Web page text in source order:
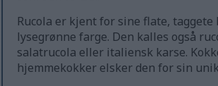
Rucola er kjent for sine flate, taggete
lysegrønne farge. Den kalles også
salatrucola eller italiensk karse.
hjemmekokker elsker den for sin